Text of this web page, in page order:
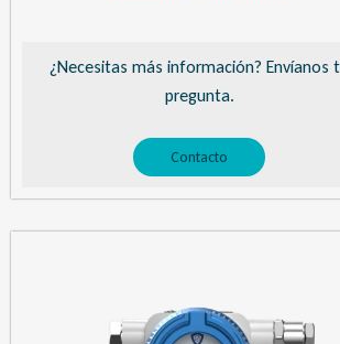
¿Necesitas más información? Envíanos
pregunta.
Contacto